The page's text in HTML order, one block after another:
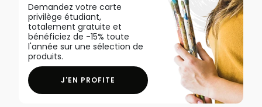
Demandez votre carte
privilège étudiant,
totalement gratuite et
bénéficiez de -15% toute
l'année sur une sélection de
produits.
J'EN PROFITE